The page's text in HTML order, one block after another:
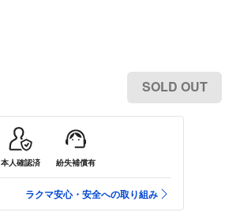
SOLD OUT
本人確認済 紛失補償有
ラクマ安心・安全への取り組み